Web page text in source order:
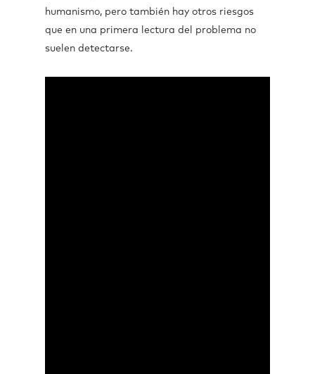
humanismo, pero también hay otros riesgos
que en una primera lectura del problema no
suelen detectarse.